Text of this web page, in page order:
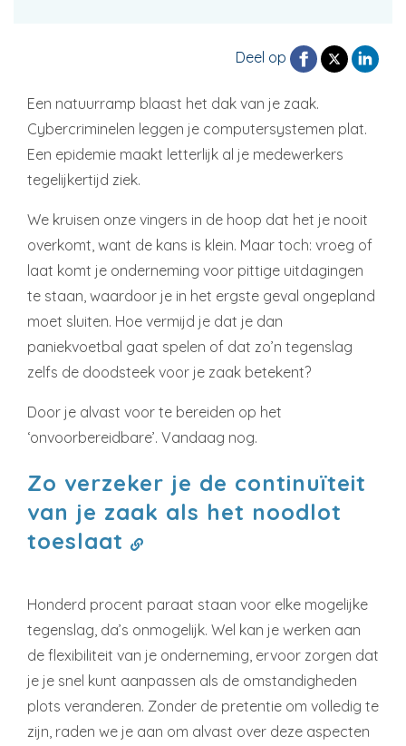
Deel op
Een natuurramp blaast het dak van je zaak.
Cybercriminelen leggen je computersystemen plat.
Een epidemie maakt letterlijk al je medewerkers
tegelijkertijd ziek.
We kruisen onze vingers in de hoop dat het je nooit
overkomt, want de kans is klein. Maar toch: vroeg of
laat komt je onderneming voor pittige uitdagingen
te staan, waardoor je in het ergste geval ongepland
moet sluiten. Hoe vermijd je dat je dan
paniekvoetbal gaat spelen of dat zo’n tegenslag
zelfs de doodsteek voor je zaak betekent?
Door je alvast voor te bereiden op het
‘onvoorbereidbare’. Vandaag nog.
Zo verzeker je de continuïteit
van je zaak als het noodlot
toeslaat
Honderd procent paraat staan voor elke mogelijke
tegenslag, da’s onmogelijk. Wel kan je werken aan
de flexibiliteit van je onderneming, ervoor zorgen dat
je je snel kunt aanpassen als de omstandigheden
plots veranderen. Zonder de pretentie om volledig te
zijn, raden we je aan om alvast over deze aspecten